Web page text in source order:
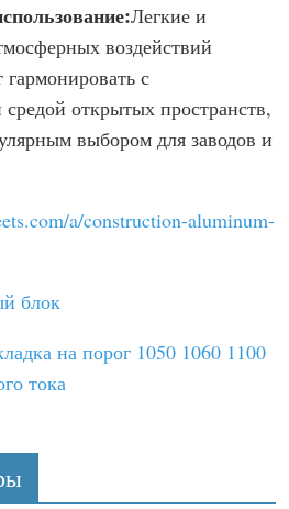
Легкие и
воздействий
с
открытых пространств,
выбором для заводов и
a/construction-aluminum-
блок
на порог 1050 1060 1100
тока